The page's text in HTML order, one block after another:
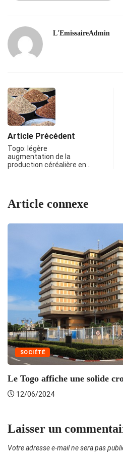
L'EmissaireAdmin
Article Précédent
Togo: légère
augmentation de la
production céréalière en…
Article connexe
SOCIÉTÉ
Le Togo affiche une solide
12/06/2024
Laisser un
Votre adresse e-mail ne sera pas